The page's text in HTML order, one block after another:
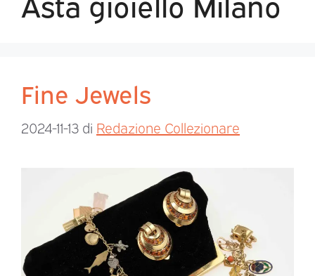
Fine Jewels
2024-11-13 di Redazione Collezionare